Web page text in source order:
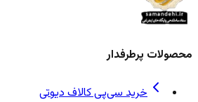
محصولات پرطرفدار
خرید سی‌پی کالاف دیوتی